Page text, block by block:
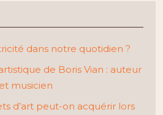
dans notre quotidien ?
de Boris Vian : auteur
et musicien
d’art peut-on acquérir lors